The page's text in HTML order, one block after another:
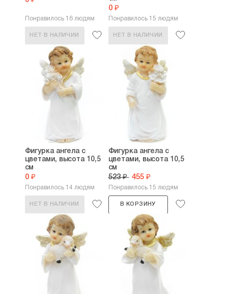
Понравилось 16 людям
НЕТ В НАЛИЧИИ
0 ₽
Понравилось 15 людям
НЕТ В НАЛИЧИИ
Фигурка ангела с
цветами, высота 10,5
см
0 ₽
Понравилось 14 людям
НЕТ В НАЛИЧИИ
Фигурка ангела с
цветами, высота 10,5
см
523 ₽ 455 ₽
Понравилось 15 людям
В КОРЗИНУ